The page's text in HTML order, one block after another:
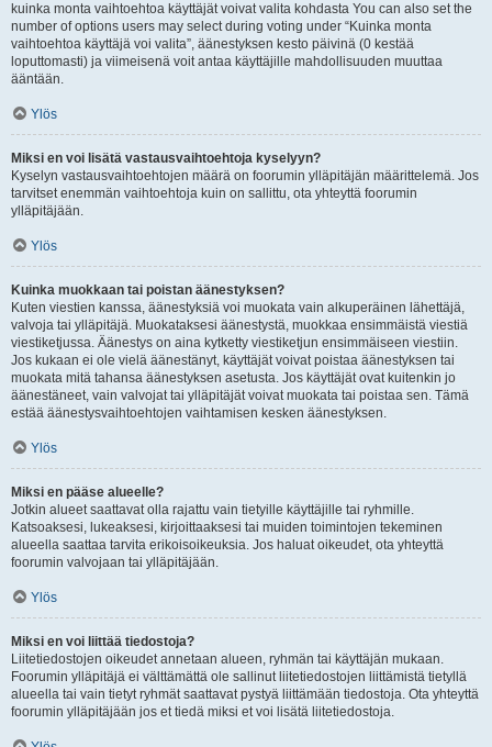
kuinka monta vaihtoehtoa käyttäjät voivat valita kohdasta You can also set the
number of options users may select during voting under “Kuinka monta
vaihtoehtoa käyttäjä voi valita”, äänestyksen kesto päivinä (0 kestää
loputtomasti) ja viimeisenä voit antaa käyttäjille mahdollisuuden muuttaa
ääntään.
Ylös
Miksi en voi lisätä vastausvaihtoehtoja kyselyyn?
Kyselyn vastausvaihtoehtojen määrä on foorumin ylläpitäjän määrittelemä. Jos
tarvitset enemmän vaihtoehtoja kuin on sallittu, ota yhteyttä foorumin
ylläpitäjään.
Ylös
Kuinka muokkaan tai poistan äänestyksen?
Kuten viestien kanssa, äänestyksiä voi muokata vain alkuperäinen lähettäjä,
valvoja tai ylläpitäjä. Muokataksesi äänestystä, muokkaa ensimmäistä viestiä
viestiketjussa. Äänestys on aina kytketty viestiketjun ensimmäiseen viestiin.
Jos kukaan ei ole vielä äänestänyt, käyttäjät voivat poistaa äänestyksen tai
muokata mitä tahansa äänestyksen asetusta. Jos käyttäjät ovat kuitenkin jo
äänestäneet, vain valvojat tai ylläpitäjät voivat muokata tai poistaa sen. Tämä
estää äänestysvaihtoehtojen vaihtamisen kesken äänestyksen.
Ylös
Miksi en pääse alueelle?
Jotkin alueet saattavat olla rajattu vain tietyille käyttäjille tai ryhmille.
Katsoaksesi, lukeaksesi, kirjoittaaksesi tai muiden toimintojen tekeminen
alueella saattaa tarvita erikoisoikeuksia. Jos haluat oikeudet, ota yhteyttä
foorumin valvojaan tai ylläpitäjään.
Ylös
Miksi en voi liittää tiedostoja?
Liitetiedostojen oikeudet annetaan alueen, ryhmän tai käyttäjän mukaan.
Foorumin ylläpitäjä ei välttämättä ole sallinut liitetiedostojen liittämistä tietyllä
alueella tai vain tietyt ryhmät saattavat pystyä liittämään tiedostoja. Ota yhteyttä
foorumin ylläpitäjään jos et tiedä miksi et voi lisätä liitetiedostoja.